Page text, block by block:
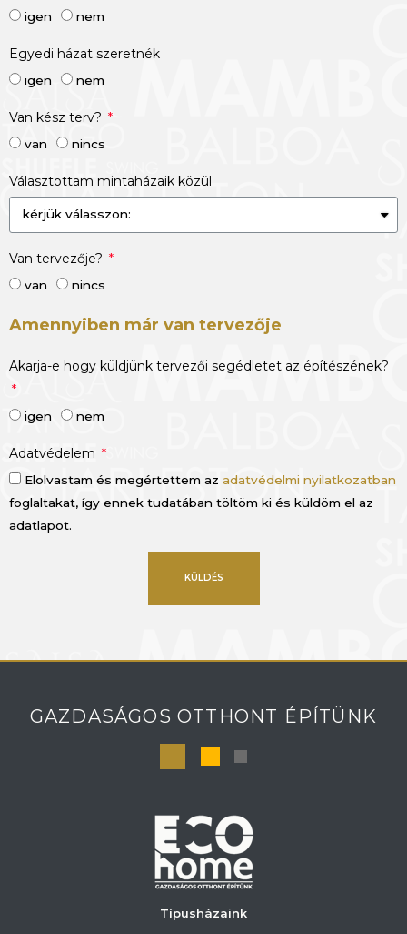
igen nem
Egyedi házat szeretnék
igen nem
Van kész terv?
van nincs
Választottam mintaházaik közül
Van tervezője?
van nincs
Amennyiben már van tervezője
Akarja-e hogy küldjünk tervezői segédletet az építészének?
igen nem
Adatvédelem
Elolvastam és megértettem az adatvédelmi nyilatkozatban
foglaltakat, így ennek tudatában töltöm ki és küldöm el az
adatlapot.
KÜLDÉS
GAZDASÁGOS OTTHONT ÉPÍTÜNK
Típusházaink